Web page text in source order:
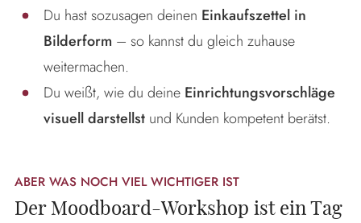
Du hast sozusagen deinen Einkaufszettel in
Bilderform – so kannst du gleich zuhause
weitermachen.
Du weißt, wie du deine Einrichtungsvorschläge
visuell darstellst und Kunden kompetent berätst.
ABER WAS NOCH VIEL WICHTIGER IST
Der Moodboard-Workshop ist ein Tag